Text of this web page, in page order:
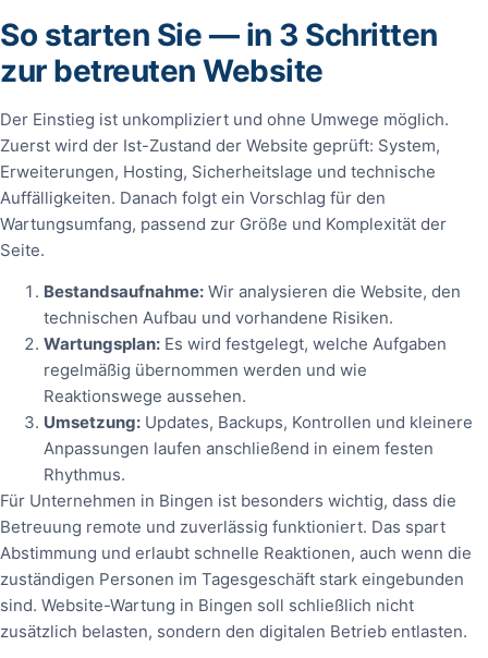
So starten Sie — in 3 Schritten
zur betreuten Website
Der Einstieg ist unkompliziert und ohne Umwege möglich.
Zuerst wird der Ist-Zustand der Website geprüft: System,
Erweiterungen, Hosting, Sicherheitslage und technische
Auffälligkeiten. Danach folgt ein Vorschlag für den
Wartungsumfang, passend zur Größe und Komplexität der
Seite.
Bestandsaufnahme: Wir analysieren die Website, den
technischen Aufbau und vorhandene Risiken.
Wartungsplan: Es wird festgelegt, welche Aufgaben
regelmäßig übernommen werden und wie
Reaktionswege aussehen.
Umsetzung: Updates, Backups, Kontrollen und kleinere
Anpassungen laufen anschließend in einem festen
Rhythmus.
Für Unternehmen in Bingen ist besonders wichtig, dass die
Betreuung remote und zuverlässig funktioniert. Das spart
Abstimmung und erlaubt schnelle Reaktionen, auch wenn die
zuständigen Personen im Tagesgeschäft stark eingebunden
sind. Website-Wartung in Bingen soll schließlich nicht
zusätzlich belasten, sondern den digitalen Betrieb entlasten.